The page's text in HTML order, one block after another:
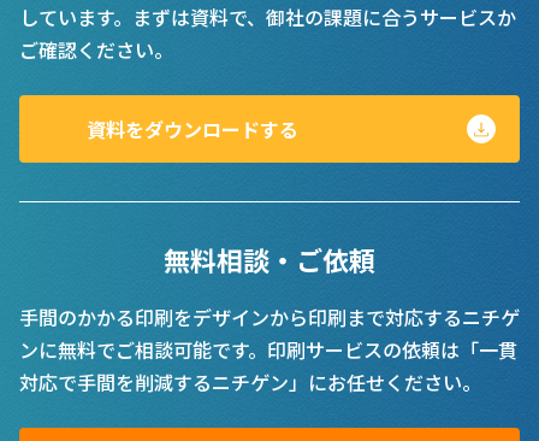
しています。まずは資料で、御社の課題に合うサービスか
ご確認ください。
資料をダウンロードする
無料相談・ご依頼
手間のかかる印刷をデザインから印刷まで対応するニチゲ
ンに無料でご相談可能です。印刷サービスの依頼は「一貫
対応で手間を削減するニチゲン」にお任せください。